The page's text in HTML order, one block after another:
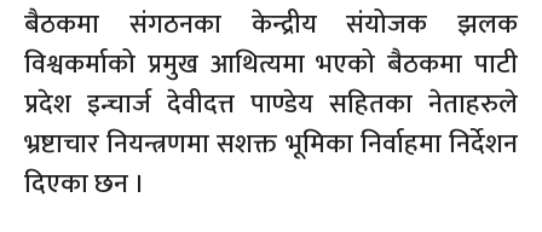
बैठकमा संगठनका केन्द्रीय संयोजक झलक
विश्वकर्माको प्रमुख आथित्यमा भएको बैठकमा पाटी
प्रदेश इन्चार्ज देवीदत्त पाण्डेय सहितका नेताहरुले
भ्रष्टाचार नियन्त्रणमा सशक्त भूमिका निर्वाहमा निर्देशन
दिएका छन ।